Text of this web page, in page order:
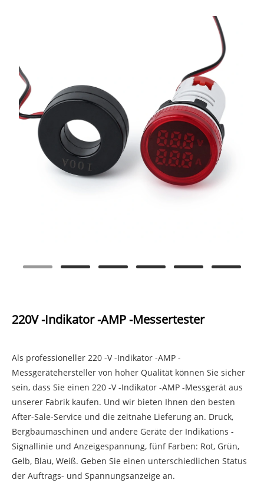
220V -Indikator -AMP -Messertester
Als professioneller 220 -V -Indikator -AMP -
Messgerätehersteller von hoher Qualität können Sie sicher
sein, dass Sie einen 220 -V -Indikator -AMP -Messgerät aus
unserer Fabrik kaufen. Und wir bieten Ihnen den besten
After-Sale-Service und die zeitnahe Lieferung an. Druck,
Bergbaumaschinen und andere Geräte der Indikations -
Signallinie und Anzeigespannung, fünf Farben: Rot, Grün,
Gelb, Blau, Weiß. Geben Sie einen unterschiedlichen Status
der Auftrags- und Spannungsanzeige an.